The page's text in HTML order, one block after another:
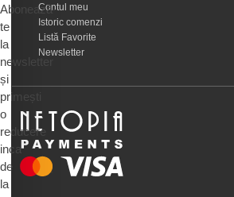
Contul meu
Istoric comenzi
Listă Favorite
Newsletter
Abonează-
te
la
newsletter
și
primești
o
reducere
inca
de
la